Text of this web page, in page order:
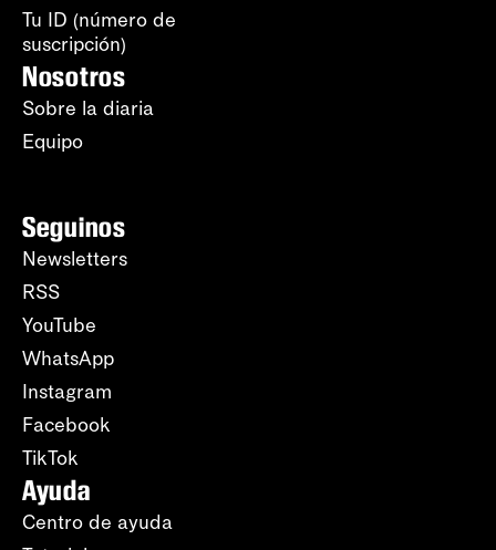
Tu ID (número de
suscripción)
Nosotros
Sobre la diaria
Equipo
Seguinos
Newsletters
RSS
YouTube
WhatsApp
Instagram
Facebook
TikTok
Ayuda
Centro de ayuda